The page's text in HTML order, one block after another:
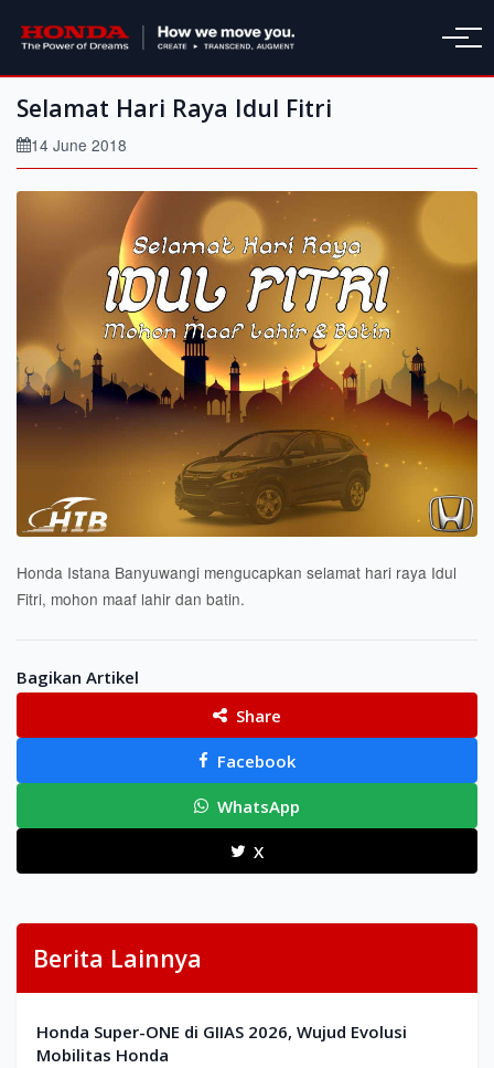
Selamat Hari Raya Idul Fitri
14 June 2018
Honda Istana Banyuwangi mengucapkan selamat hari raya Idul
Fitri, mohon maaf lahir dan batin.
Bagikan Artikel
Share
Facebook
WhatsApp
X
Berita Lainnya
Honda Super-ONE di GIIAS 2026, Wujud Evolusi
Mobilitas Honda